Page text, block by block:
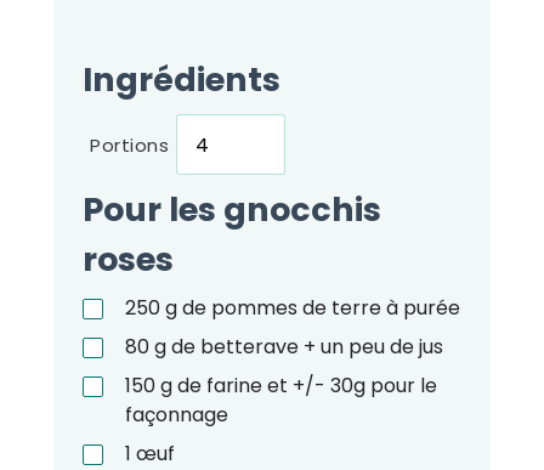
Ingrédients
Portions
Pour les gnocchis
roses
250gde pommes de terre à purée
80gde betterave + un peu de jus
150gde farine et +/- 30g pour le
façonnage
1 œuf